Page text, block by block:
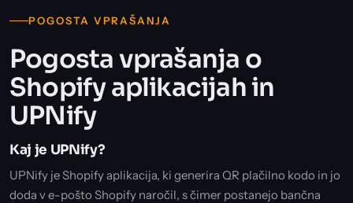
POGOSTA VPRAŠANJA
Pogosta vprašanja o
Shopify aplikacijah in
UPNify
Kaj je UPNify?
UPNify je Shopify aplikacija, ki generira QR plačilno kodo in jo
doda v e-pošto Shopify naročil, s čimer postanejo bančna